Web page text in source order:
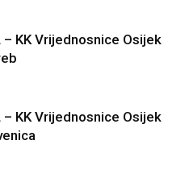
– KK Vrijednosnice Osijek
– KK Vrijednosnice Osijek